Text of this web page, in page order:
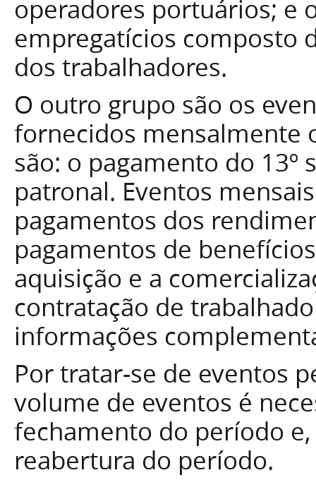
operadores portuários; e
empregatícios composto
dos trabalhadores.
O outro grupo são os
fornecidos mensalmente
são: o pagamento do 13º
patronal. Eventos
pagamentos dos
pagamentos de
aquisição e a
contratação de
informações
Por tratar-se de eventos
volume de eventos é
fechamento do período
reabertura do período.